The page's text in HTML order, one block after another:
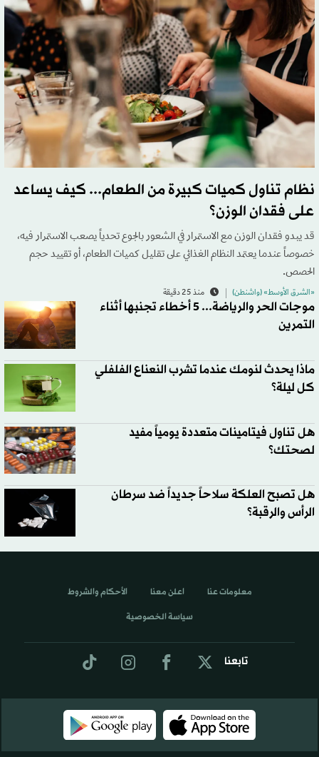
نظام تناول كميات كبيرة من الطعام... كيف يساعد
على فقدان الوزن؟
قد يبدو فقدان الوزن مع الاستمرار في الشعور بالجوع تحدياً يصعب الاستمرار فيه،
خصوصاً عندما يعتمد النظام الغذائي على تقليل كميات الطعام، أو تقييد حجم
الحصص.
«الشرق الأوسط» (واشنطن) منذ 25 دقيقة
موجات الحر والرياضة... 5 أخطاء تجنبها أثناء
التمرين
ماذا يحدث لنومك عندما تشرب النعناع الفلفلي
كل ليلة؟
هل تناول فيتامينات متعددة يومياً مفيد
لصحتك؟
هل تصبح العلكة سلاحاً جديداً ضد سرطان
الرأس والرقبة؟
تابعنا
معلومات عنا اعلن معنا الأحكام والشروط
سياسة الخصوصية